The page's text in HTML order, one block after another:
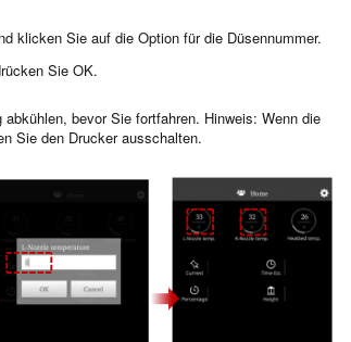
klicken Sie auf die Option für die Düsennummer.
Sie OK.
bevor Sie fortfahren. Hinweis: Wenn die
Sie den Drucker ausschalten.